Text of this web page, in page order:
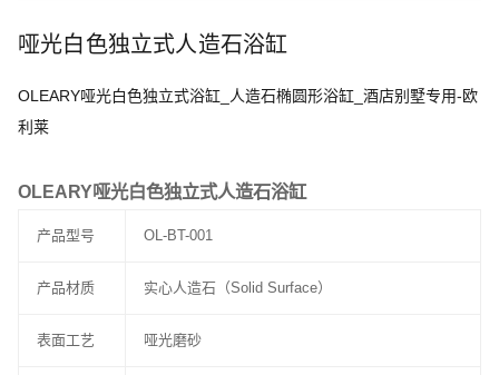
哑光白色独立式人造石浴缸
OLEARY哑光白色独立式浴缸_人造石椭圆形浴缸_酒店别墅专用-欧
利莱
OLEARY哑光白色独立式人造石浴缸
产品型号 OL-BT-001
产品材质 实心人造石（Solid Surface）
表面工艺 哑光磨砂